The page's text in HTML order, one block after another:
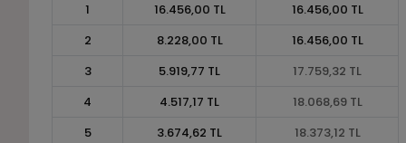
1
16.456,00 TL
16.456,00 TL
2
8.228,00 TL
16.456,00 TL
3
5.919,77 TL
17.759,32 TL
4
4.517,17 TL
18.068,69 TL
5
3.674,62 TL
18.373,12 TL